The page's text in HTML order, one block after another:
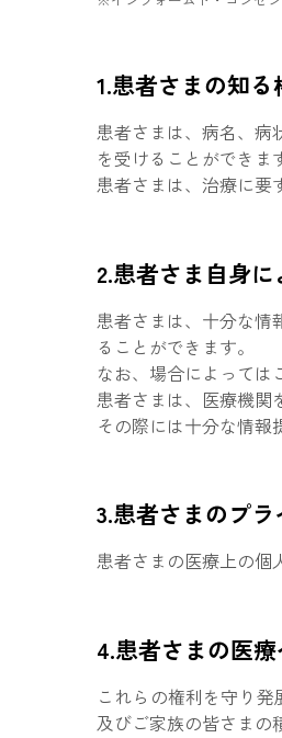
1.患者さまの知る
患者さまは、病名、病
を受けることができま
患者さまは、治療に要
2.患者さま自身
患者さまは、十分な情
ることができます。
なお、場合によっては
患者さまは、医療機関
その際には十分な情報
3.患者さまのプ
患者さまの医療上の個
4.患者さまの医
これらの権利を守り
及びご家族の皆さまの